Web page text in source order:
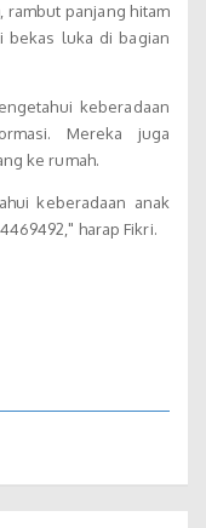
rambut panjang hitam
bekas luka di bagian
keberadaan
Mereka juga
ke rumah.
keberadaan anak
harap Fikri.